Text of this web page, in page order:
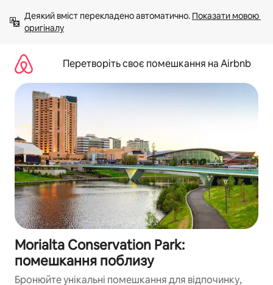
вмісту
Деякий вміст перекладено автоматично. Показати мовою
оригіналу
Перетворіть своє помешкання на Airbnb
Morialta Conservation Park:
помешкання поблизу
Бронюйте унікальні помешкання для відпочинку,